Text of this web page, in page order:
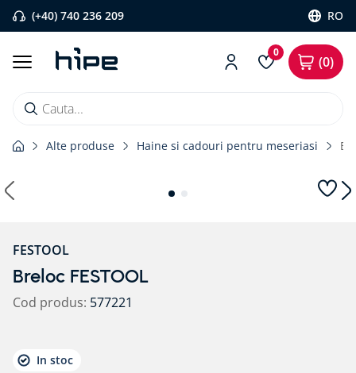
(+40) 740 236 209 RO
0
0
Cauta...
Căutări populare
5.
bariera vapori
6.
strapungeri
8.
membrane rothoblaas
Alte produse Haine si cadouri pentru meseriasi
FESTOOL
Breloc FESTOOL
Cod produs: 577221
In stoc